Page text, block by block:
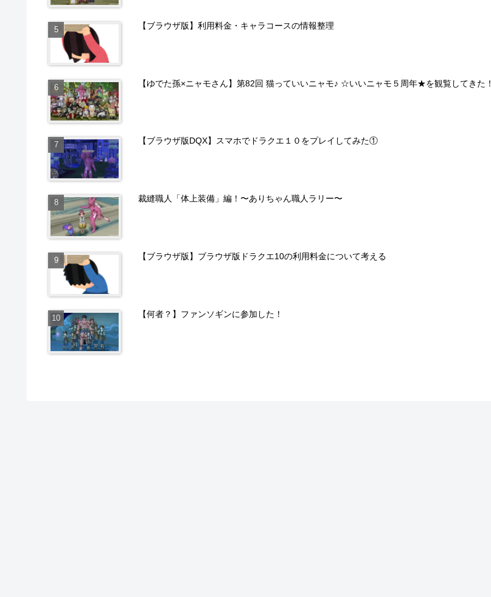
【ブラウザ版】利用料金・キャラコースの情報整理
【ゆでた孫×ニャモさん】第82回 猫っていいニャモ♪ ☆いいニャモ５周年★を観覧してきた！
【ブラウザ版DQX】スマホでドラクエ１０をプレイしてみた①
裁縫職人「体上装備」編！〜ありちゃん職人ラリー〜
【ブラウザ版】ブラウザ版ドラクエ10の利用料金について考える
【何者？】ファンソギンに参加した！